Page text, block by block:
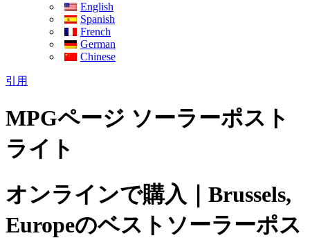
English
Spanish
French
German
Chinese
引用
MPGページ ソーラーポスト
ライト
オンラインで購入｜Brussels,
Europeのベストソーラーポス